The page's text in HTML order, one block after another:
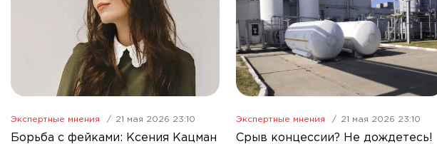
Экспертные мнения 21 мая 2026 23:10
Борьба с фейками: Ксения Кацман
Экспертные мнения 21 мая 2026 23:10
Срыв концессии? Не дождетесь!